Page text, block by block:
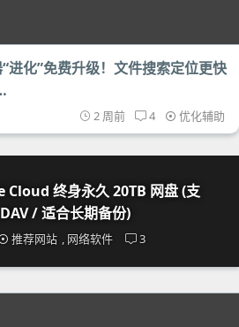
化”免费升级！文件搜索定位更快
2 周前 4 优化辅助
终身永久 20TB 网盘 (支
/ 适合长期备份)
推荐网站 网络软件 3